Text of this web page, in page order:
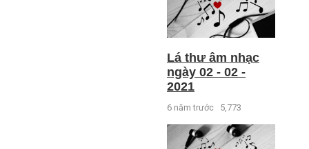
Lá thư âm nhạc
ngày 02 - 02 -
2021
6 năm trước 5,773